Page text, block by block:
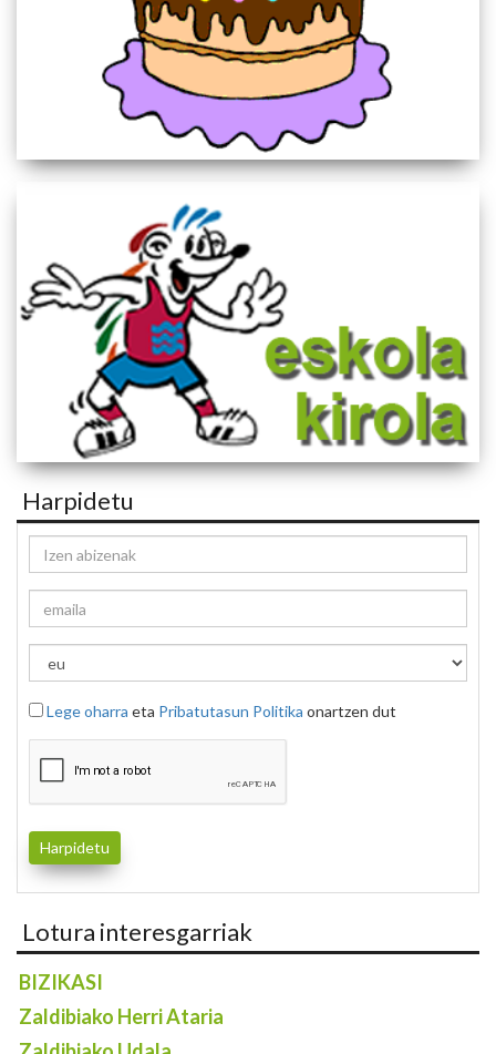
Harpidetu
Lege oharra eta Pribatutasun Politika onartzen dut
Lotura interesgarriak
BIZIKASI
Zaldibiako Herri Ataria